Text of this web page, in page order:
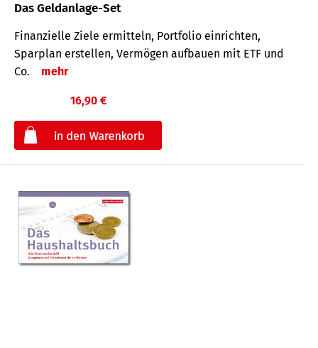
Das Geldanlage-Set
Finanzielle Ziele ermitteln, Portfolio einrichten,
Sparplan erstellen, Vermögen aufbauen mit ETF und
Co.
mehr
16,90 €